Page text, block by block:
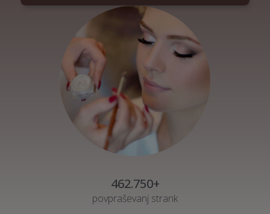
462.750+
povpraševanj strank